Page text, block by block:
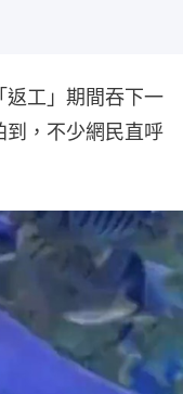
返工」期間吞下一
到，不少網民直呼